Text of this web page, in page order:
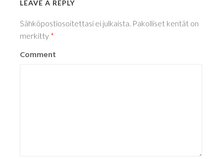
LEAVE A REPLY
Sähköpostiosoitettasi ei julkaista. Pakolliset kentät on
merkitty *
Comment